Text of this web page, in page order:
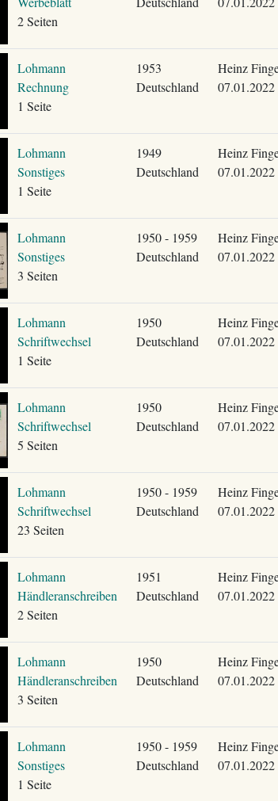
2 Seiten
Lohmann
Rechnung
1 Seite
1953
Deutschland
Heinz
07.01.2022
Lohmann
Sonstiges
1 Seite
1949
Deutschland
Heinz
07.01.2022
Lohmann
Sonstiges
3 Seiten
1950 - 1959
Deutschland
Heinz
07.01.2022
Lohmann
Schriftwechsel
1 Seite
1950
Deutschland
Heinz
07.01.2022
Lohmann
Schriftwechsel
5 Seiten
1950
Deutschland
Heinz
07.01.2022
Lohmann
Schriftwechsel
23 Seiten
1950 - 1959
Deutschland
Heinz
07.01.2022
Lohmann
Händleranschreiben
2 Seiten
1951
Deutschland
Heinz
07.01.2022
Lohmann
Händleranschreiben
3 Seiten
1950
Deutschland
Heinz
07.01.2022
Lohmann
Sonstiges
1 Seite
1950 - 1959
Deutschland
Heinz
07.01.2022